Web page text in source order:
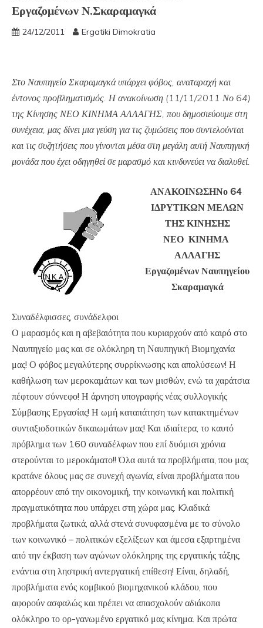
Εργαζομένων Ν.Σκαραμαγκά
24/12/2011 Ergatiki Dimokratia
Στο Ναυπηγείο Σκαραμαγκά υπάρχει φόβος, αναταραχή και
έντονος προβληματισμός. Η ανακοίνωση (11/11/2011 Νο 64)
της Κίνησης ΝΕΟ ΚΙΝΗΜΑ ΑΛΛΑΓΗΣ, που δημοσιεύουμε στη
συνέχεια, μας δίνει μια γεύση για τις ζυμώσεις που συντελούνται
και τις συζητήσεις που γίνονται μέσα στη μεγάλη αυτή Ναυπηγική
μονάδα που έχει οδηγηθεί σε μαρασμό και κινδυνεύει να διαλυθεί.
ΑΝΑΚΟΙΝΩΣΗΝο 64
ΙΔΡΥΤΙΚΩΝ ΜΕΛΩΝ
ΤΗΣ ΚΙΝΗΣΗΣ
ΝΕΟ ΚΙΝΗΜΑ
ΑΛΛΑΓΗΣ
Εργαζομένων Ναυπηγείου
Σκαραμαγκά
Συναδέλφισσες, συνάδελφοι
Ο μαρασμός και η αβεβαιότητα που κυριαρχούν από καιρό στο
Ναυπηγείο μας και σε ολόκληρη τη Ναυπηγική Βιομηχανία
μας! Ο φόβος μεγαλύτερης συρρίκνωσης και απολύσεων! Η
καθήλωση των μεροκαμάτων και των μισθών, ενώ τα χαράτσια
πέφτουν σύννεφο! Η άρνηση υπογραφής νέας συλλογικής
Σύμβασης Εργασίας! Η ωμή καταπάτηση των κατακτημένων
συνταξιοδοτικών δικαιωμάτων μας! Και ιδιαίτερα, το καυτό
πρόβλημα των 160 συναδέλφων που επί δυόμισι χρόνια
στερούνται το μεροκάματο!! Όλα αυτά τα προβλήματα, που μας
κρατάνε όλους μας σε συνεχή αγωνία, είναι προβλήματα που
απορρέουν από την οικονομική, την κοινωνική και πολιτική
πραγματικότητα που υπάρχει στη χώρα μας. Kλαδικά
προβλήματα ζωτικά, αλλά στενά συνυφασμένα με το σύνολο
των κοινωνικό – πολιτικών εξελίξεων και άμεσα εξαρτημένα
από την έκβαση των αγώνων ολόκληρης της εργατικής τάξης,
ενάντια στη ληστρική αντεργατική επίθεση! Είναι, δηλαδή,
προβλήματα ενός κομβικού βιομηχανικού κλάδου, που
αφορούν ασφαλώς και πρέπει να απασχολούν αδιάκοπα
ολόκληρο το ορ-γανωμένο εργατικό μας κίνημα. Και πρώτα